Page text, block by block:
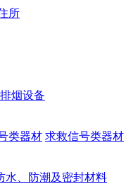
所
烟设备
类器材 求救信号类器材
水、防潮及密封材料